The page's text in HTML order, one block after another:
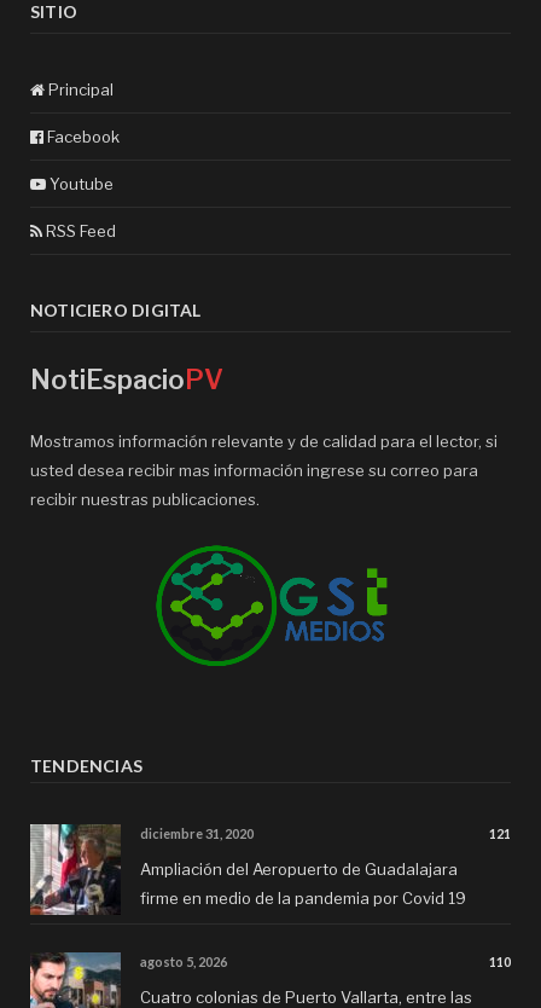
SITIO
Principal
Facebook
Youtube
RSS Feed
NOTICIERO DIGITAL
NotiEspacio PV
Mostramos información relevante y de calidad para el lector, si
usted desea recibir mas información ingrese su correo para
recibir nuestras publicaciones.
TENDENCIAS
diciembre 31, 2020 121
Ampliación del Aeropuerto de Guadalajara
firme en medio de la pandemia por Covid 19
agosto 5, 2026 110
Cuatro colonias de Puerto Vallarta, entre las